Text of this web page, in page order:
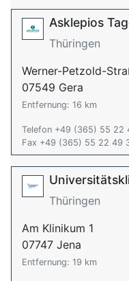
Asklepios
Thüringen
Werner-Petzold-
07549 Gera
Entfernung: 16 km
Telefon +49 (365) 55 22
Fax +49 (365) 55 22 49
Thüringen
Am Klinikum 1
07747 Jena
Entfernung: 19 km